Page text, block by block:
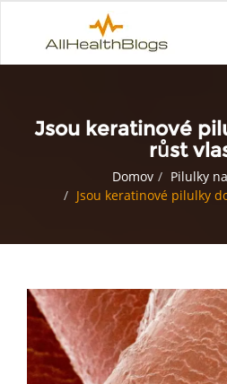
Jsou keratinové
růst
Domov
Pilulky
Jsou keratinové pilulky